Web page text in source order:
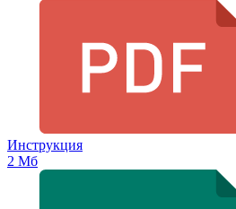
Инструкция
2 Мб